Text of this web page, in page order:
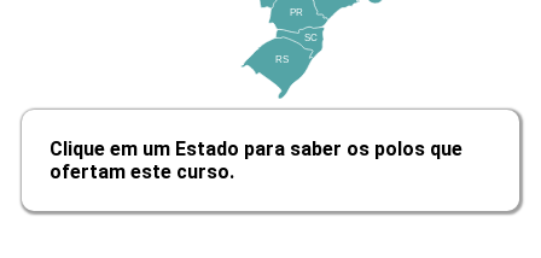
10h
Teorias Explicativas do Crime
PR
SC
RS
Clique em um Estado para saber os polos que
ofertam este curso.